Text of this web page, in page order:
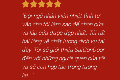
"Đội ngũ nhân viên nhiệt tình tư
vấn cho tôi làm sao để chọn cửa
và lắp cửa được đẹp nhất. Tôi rất
hài lòng về chất lượng dịch vụ tại
đây. Tôi sẽ giới thiệu SaiGonDoor
đến với những người quen của tôi
và sẽ còn hợp tác trong tương
lai..."